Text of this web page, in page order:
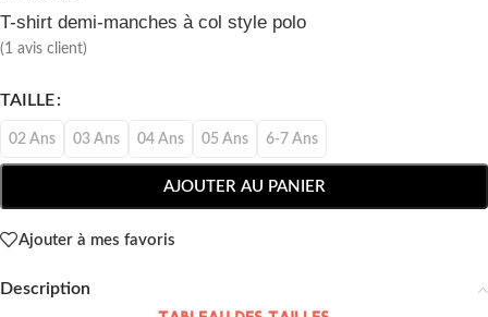
T-shirt demi-manches à col style polo
(1 avis client)
TAILLE
02 Ans 03 Ans 04 Ans 05 Ans 6-7 Ans
AJOUTER AU PANIER
Ajouter à mes favoris
Description